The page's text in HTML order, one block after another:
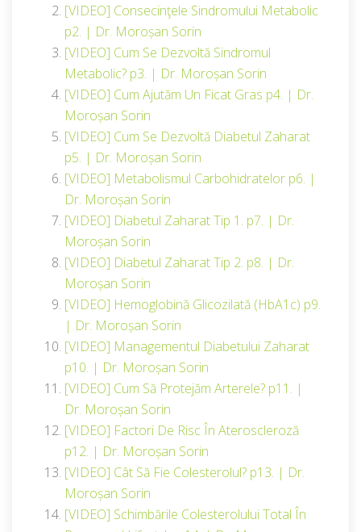
[VIDEO] Consecinţele Sindromului Metabolic
p2. | Dr. Moroșan Sorin
[VIDEO] Cum Se Dezvoltă Sindromul
Metabolic? p3. | Dr. Moroșan Sorin
[VIDEO] Cum Ajutăm Un Ficat Gras p4. | Dr.
Moroșan Sorin
[VIDEO] Cum Se Dezvoltă Diabetul Zaharat
p5. | Dr. Moroșan Sorin
[VIDEO] Metabolismul Carbohidratelor p6. |
Dr. Moroșan Sorin
[VIDEO] Diabetul Zaharat Tip 1. p7. | Dr.
Moroșan Sorin
[VIDEO] Diabetul Zaharat Tip 2. p8. | Dr.
Moroșan Sorin
[VIDEO] Hemoglobină Glicozilată (HbA1c) p9.
| Dr. Moroșan Sorin
[VIDEO] Managementul Diabetului Zaharat
p10. | Dr. Moroșan Sorin
[VIDEO] Cum Să Protejăm Arterele? p11. |
Dr. Moroșan Sorin
[VIDEO] Factori De Risc În Ateroscleroză
p12. | Dr. Moroșan Sorin
[VIDEO] Cât Să Fie Colesterolul? p13. | Dr.
Moroșan Sorin
[VIDEO] Schimbările Colesterolului Total În